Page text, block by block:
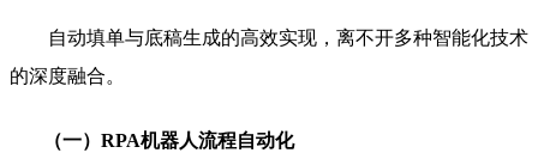
自动填单与底稿生成的高效实现，离不开多种智能化技术
的深度融合。
（一）RPA机器人流程自动化